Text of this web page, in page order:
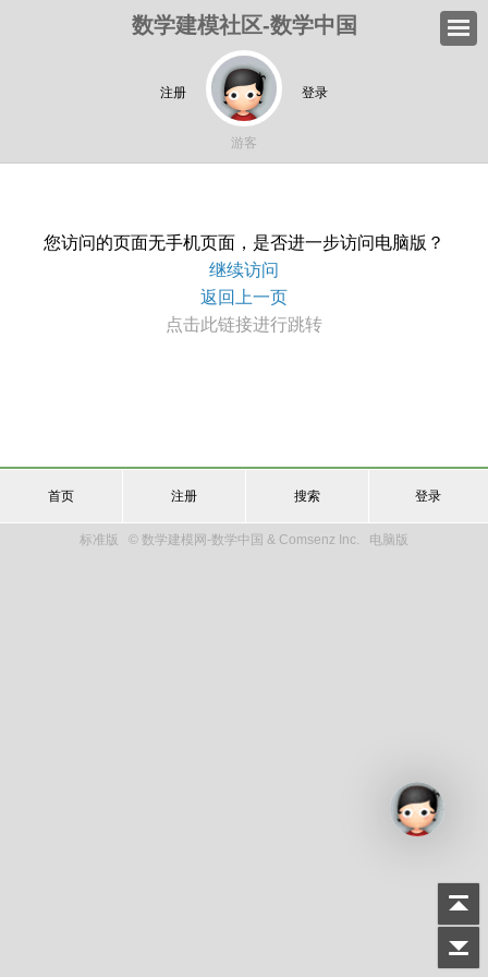
数学建模社区-数学中国
注册 登录
游客
您访问的页面无手机页面，是否进一步访问电脑版？
继续访问
返回上一页
点击此链接进行跳转
首页 注册 搜索 登录
标准版 © 数学建模网-数学中国 & Comsenz Inc. 电脑版